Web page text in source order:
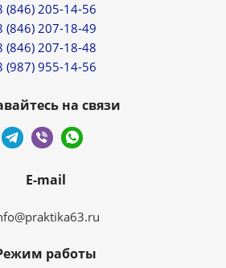
(846) 205-14-56
(846) 207-18-49
(846) 207-18-48
(987) 955-14-56
на связи
E-mail
работы